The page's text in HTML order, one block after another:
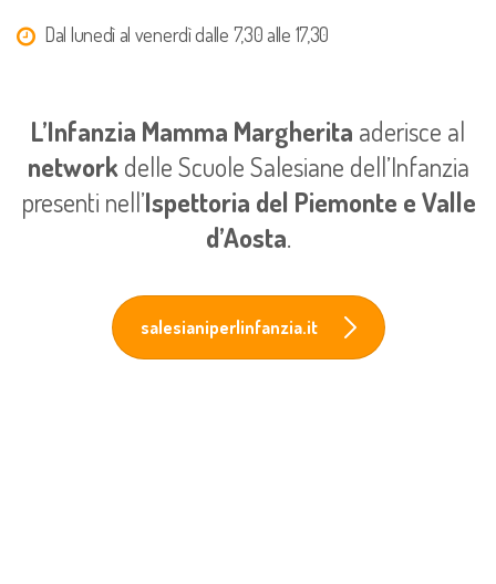
Dal lunedì al venerdì dalle 7,30 alle 17,30
L’Infanzia Mamma Margherita aderisce al
networkdelle Scuole Salesiane dell’Infanzia
presenti nell’Ispettoria del Piemonte e Valle
d’Aosta.
salesianiperlinfanzia.it